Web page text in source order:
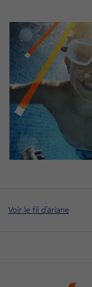
Voir le fil d'ariane